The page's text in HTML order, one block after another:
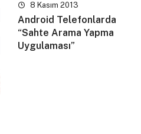
8 Kasım 2013
Android Telefonlarda
“Sahte Arama Yapma
Uygulaması”